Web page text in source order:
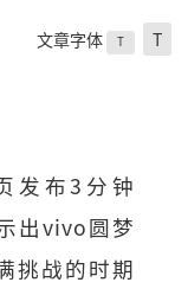
文章字体 T T
发布3分钟
出vivo圆梦
挑战的时期